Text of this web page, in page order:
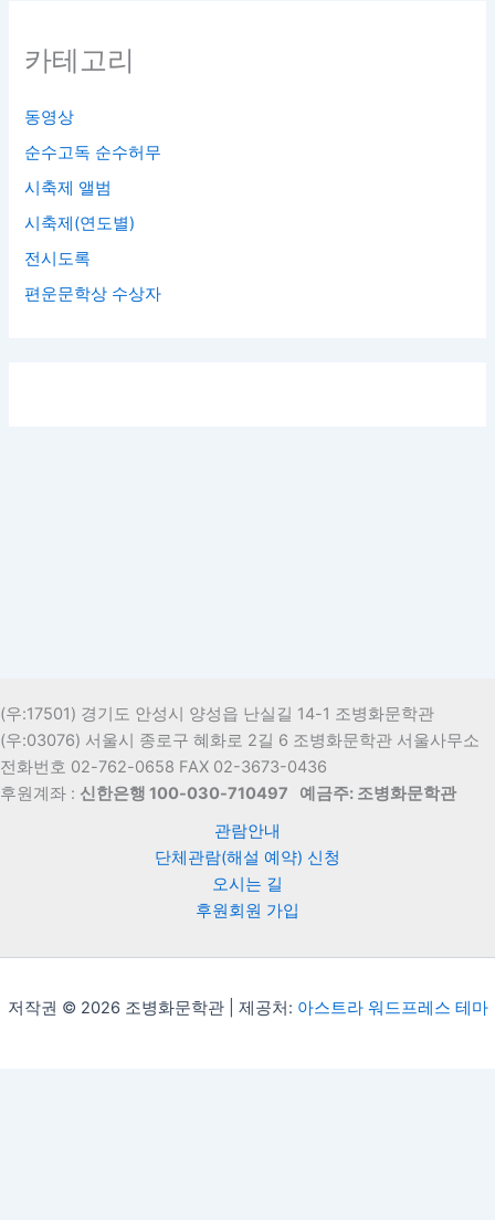
카테고리
동영상
순수고독 순수허무
시축제 앨범
시축제(연도별)
전시도록
편운문학상 수상자
(우:17501) 경기도 안성시 양성읍 난실길 14-1 조병화문학관
(우:03076) 서울시 종로구 혜화로 2길 6 조병화문학관 서울사무소
전화번호 02-762-0658 FAX 02-3673-0436
후원계좌 : 신한은행 100-030-710497
예금주: 조병화문학관
관람안내
단체관람(해설 예약) 신청
오시는 길
후원회원 가입
저작권 © 2026 조병화문학관 | 제공처: 아스트라 워드프레스 테마